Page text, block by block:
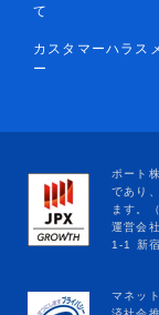
て
カスタマーハラス
ー